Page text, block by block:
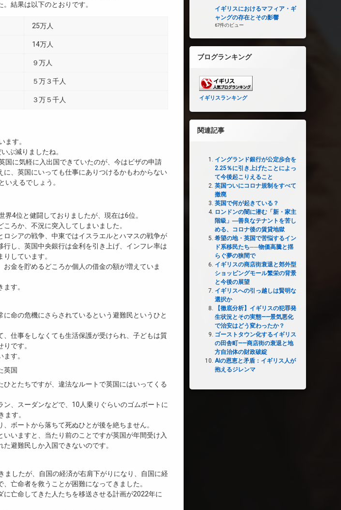
結果は以下のとおりです。
25万人
14万人
９万人
５万３千人
３万５千人
ます。
ぶ減りましたね。
国に気軽に入出国できていたのが、今はビザの申請
、英国にいっても仕事にありつけるかもわからない
いえるでしょう。
4位と健闘しておりましたが、現在は6位。
ろか、不況に突入してしまいました。
シアの戦争、中東ではイスラエルとハマスの戦争が
し、英国中央銀行は金利を引き上げ、インフレ率は
しています。
金を貯めるどころか個人の借金の額が増えていま
す。
命の危機にさらされているという避難民というひと
仕事をしなくても生活保護が受けられ、子どもは質
です。
す。
英国
とたちですが、違法なルートで英国にはいってくる
、スーダンなどで、10人乗りぐらいのゴムボートに
す。
ボートから落ちて死ぬひとが後を絶ちません。
いますと、当たり前のことですが英国が年間受け入
避難民しか入国できないのです。
したが、自国の経済が右肩下がりになり、自国に経
亡命者を救うことが困難になってきました。
亡命してきた人たちを移送させる計画が2022年に
イギリスにおけるマフィア・ギ
ャングの存在とその影響
67件のビュー
ブログランキング
イギリスランキング
関連記事
イングランド銀行が公定歩合を
2.25％に引き上げたことによっ
て今後起こりえること
英国ついにコロナ規制をすべて
撤廃
英国で何が起きている？
ロンドンの闇に潜む「新・家主
階級」―善良なテナントを苦し
める、コロナ後の賃貸地獄
希望の地・英国で苦悩するイン
ド系移民たち──物価高騰と揺
らぐ夢の狭間で
イギリスの商店街衰退と郊外型
ショッピングモール繁栄の背景
と今後の展望
イギリスへの引っ越しは賢明な
選択か
【徹底分析】イギリスの犯罪発
生状況とその実態——景気悪化
で治安はどう変わったか？
ゴーストタウン化するイギリス
の田舎町——商店街の衰退と地
方自治体の財政破綻
AIの恩恵と矛盾：イギリス人が
抱えるジレンマ